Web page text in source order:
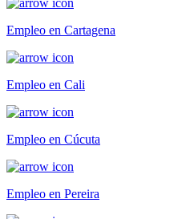
Empleo en Cartagena
Empleo en Cali
Empleo en Cúcuta
Empleo en Pereira